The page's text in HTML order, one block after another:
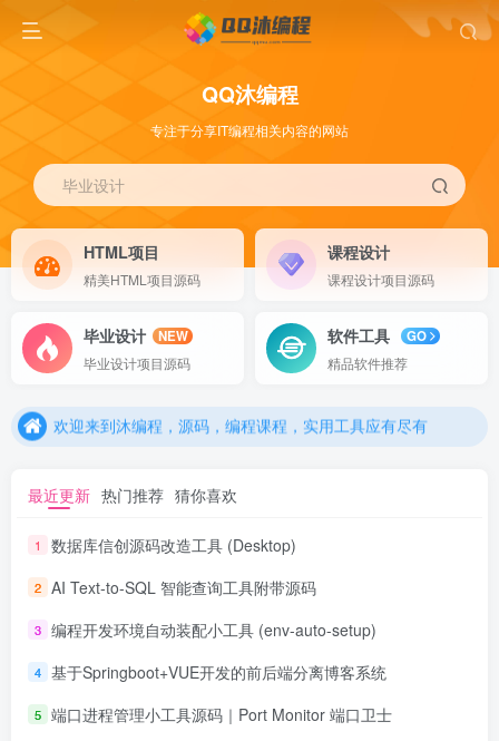
QQ沐编程
专注于分享IT编程相关内容的网站
毕业设计
HTML项目
精美HTML项目源码
课程设计
课程设计项目源码
毕业设计
NEW
毕业设计项目源码
软件工具
GO
精品软件推荐
欢迎来到沐编程，源码，编程课程，实用工具应有尽有
欢迎来到沐编程，源码，编程课程，实用工具应有尽有
最近更新 热门推荐 猜你喜欢
1 数据库信创源码改造工具 (Desktop)
2 AI Text-to-SQL 智能查询工具附带源码
3 编程开发环境自动装配小工具 (env-auto-setup)
4 基于Springboot+VUE开发的前后端分离博客系统
5 端口进程管理小工具源码｜Port Monitor 端口卫士